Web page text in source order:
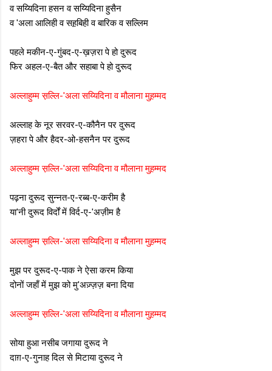
व सय्यिदिना हसन व सय्यिदिना हुसैन
व 'अला आलिही व सह़बिही व बारिक व सल्लिम
पहले मकीन-ए-गुंबद-ए-ख़ज़रा पे हो दुरूद
फिर अहल-ए-बैत और सहाबा पे हो दुरूद
अल्लाहुम्म स़ल्लि-'अला सय्यिदिना व मौलाना मुह़म्मद
अल्लाह के नूर सरवर-ए-कौनैन पर दुरूद
ज़हरा पे और हैदर-ओ-हसनैन पर दुरूद
अल्लाहुम्म स़ल्लि-'अला सय्यिदिना व मौलाना मुह़म्मद
पढ़ना दुरूद सुन्नत-ए-रब्ब-ए-करीम है
या'नी दुरूद विर्दों में विर्द-ए-'अज़ीम है
अल्लाहुम्म स़ल्लि-'अला सय्यिदिना व मौलाना मुह़म्मद
मुझ पर दुरूद-ए-पाक ने ऐसा करम किया
दोनों जहाँ में मुझ को मु'अज़्ज़ज़ बना दिया
अल्लाहुम्म स़ल्लि-'अला सय्यिदिना व मौलाना मुह़म्मद
सोया हुआ नसीब जगाया दुरूद ने
दाग़-ए-गुनाह दिल से मिटाया दुरूद ने